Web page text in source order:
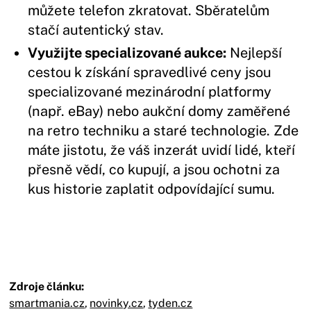
můžete telefon zkratovat. Sběratelům
stačí autentický stav.
Využijte specializované aukce: Nejlepší
cestou k získání spravedlivé ceny jsou
specializované mezinárodní platformy
(např. eBay) nebo aukční domy zaměřené
na retro techniku a staré technologie. Zde
máte jistotu, že váš inzerát uvidí lidé, kteří
přesně vědí, co kupují, a jsou ochotni za
kus historie zaplatit odpovídající sumu.
Zdroje článku:
smartmania.cz, novinky.cz, tyden.cz